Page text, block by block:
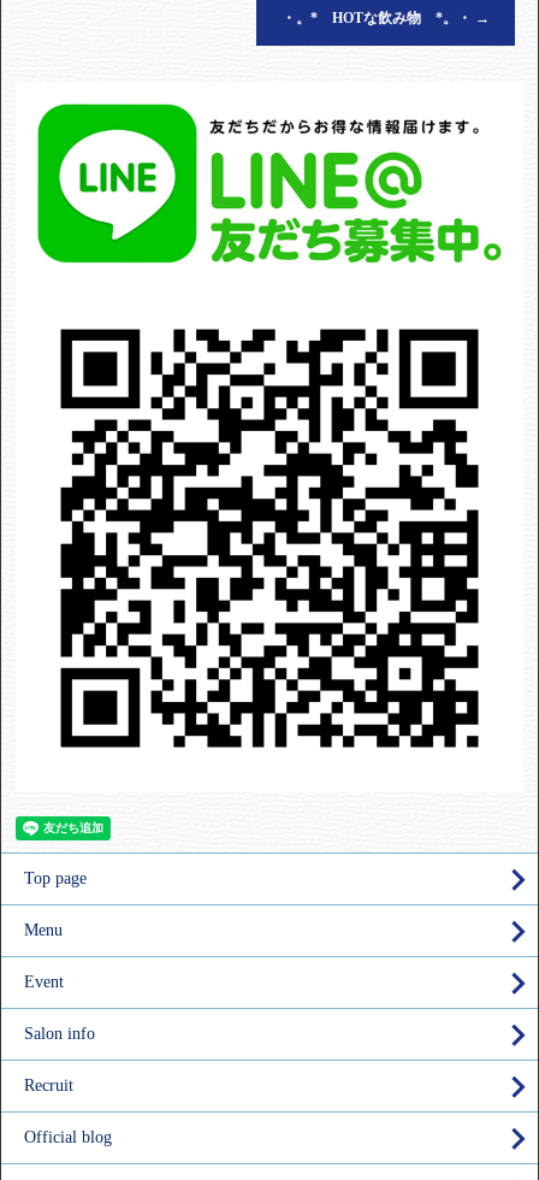
・。* HOTな飲み物 *。・ →
Top page
Menu
Event
Salon info
Recruit
Official blog